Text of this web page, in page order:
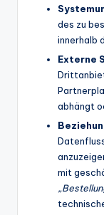
des zu
innerhalb
Externe
abhängt
mit